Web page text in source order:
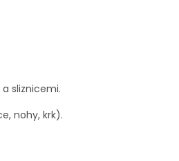
sliznicemi.
nohy, krk).